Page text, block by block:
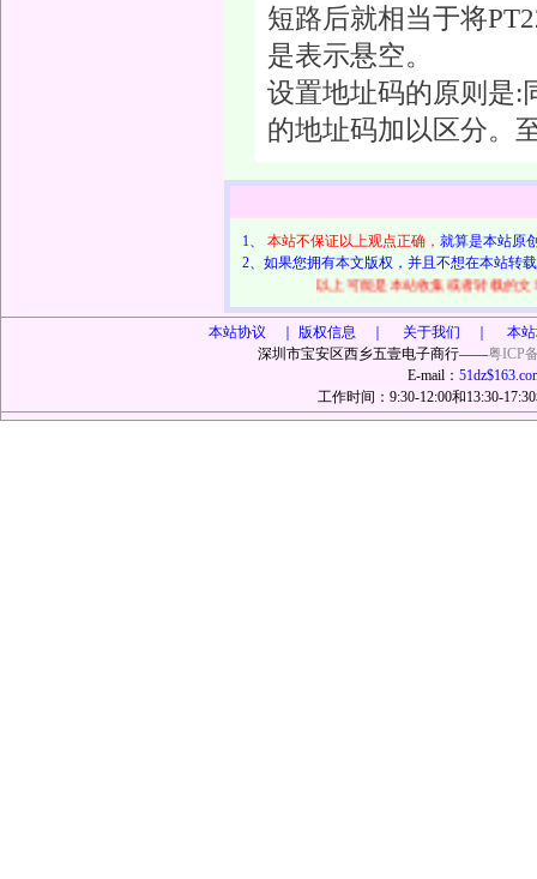
短路后就相当于将
是表示悬空。
设置地址码的原则是:
的地址码加以区分。
1、 本站不保证以上观点正确， 就算是本站原
2、如果您拥有本文版权，并且不想在本站转
以上可能是本站收集或者转载的文
本站协议 ｜
版权信息 ｜ 关于我们 ｜ 本
深圳市宝安区西乡五壹电子商行——粤ICP
E-mail：
工作时间：9:30-12:00和13:30-